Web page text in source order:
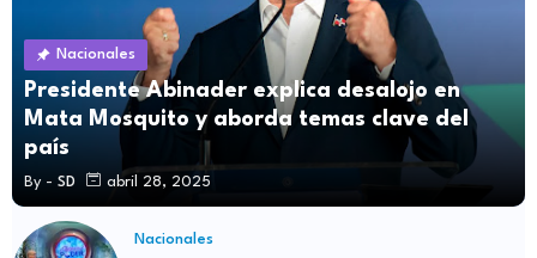
Nacionales
Presidente Abinader explica desalojo en
Mata Mosquito y aborda temas clave del
país
By - SD abril 28, 2025
Nacionales